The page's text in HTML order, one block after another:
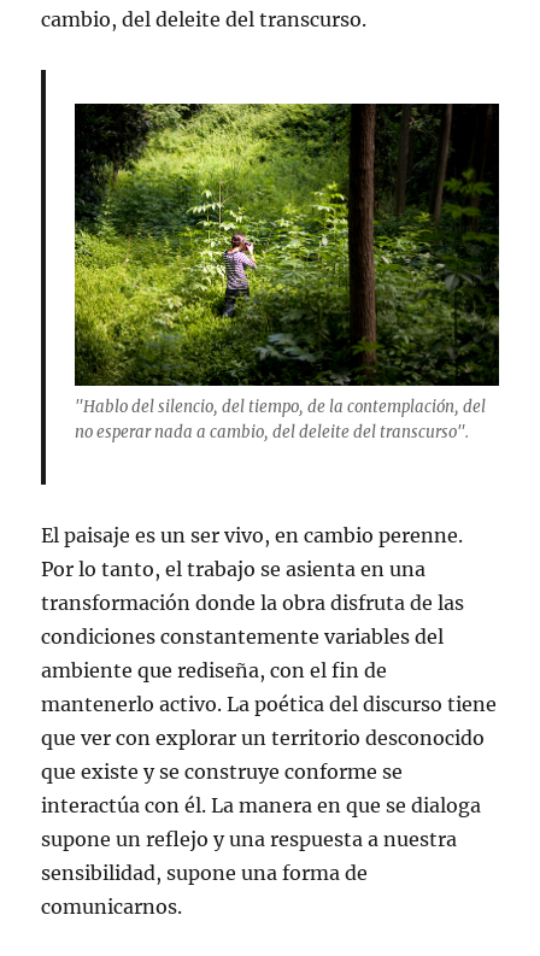
cambio, del deleite del transcurso.
"Hablo del silencio, del tiempo, de la contemplación, del
no esperar nada a cambio, del deleite del transcurso".
El paisaje es un ser vivo, en cambio perenne.
Por lo tanto, el trabajo se asienta en una
transformación donde la obra disfruta de las
condiciones constantemente variables del
ambiente que rediseña, con el fin de
mantenerlo activo. La poética del discurso tiene
que ver con explorar un territorio desconocido
que existe y se construye conforme se
interactúa con él. La manera en que se dialoga
supone un reflejo y una respuesta a nuestra
sensibilidad, supone una forma de
comunicarnos.